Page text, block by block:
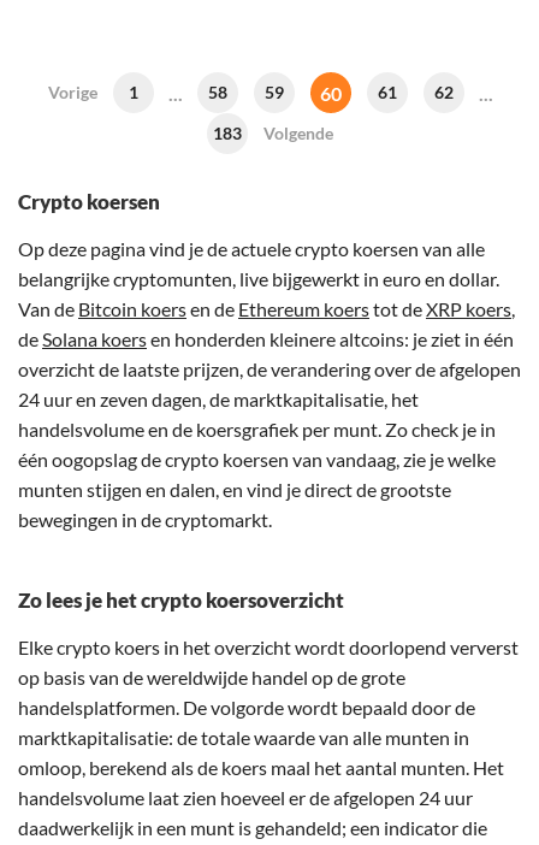
Vorige 1 58 59 60 61 62
183 Volgende
Crypto koersen
Op deze pagina vind je de actuele crypto koersen van alle
belangrijke cryptomunten, live bijgewerkt in euro en dollar.
Van de Bitcoin koersen de Ethereum koerstot deXRP koers,
deSolana koersen honderden kleinere altcoins: je ziet in één
overzicht de laatste prijzen, de verandering over de afgelopen
24 uur en zeven dagen, de marktkapitalisatie, het
handelsvolume en de koersgrafiek per munt. Zo check je in
één oogopslag de crypto koersen van vandaag, zie je welke
munten stijgen en dalen, en vind je direct de grootste
bewegingen in de cryptomarkt.
Zo lees je het crypto koersoverzicht
Elke crypto koers in het overzicht wordt doorlopend ververst
op basis van de wereldwijde handel op de grote
handelsplatformen. De volgorde wordt bepaald door de
marktkapitalisatie: de totale waarde van alle munten in
omloop, berekend als de koers maal het aantal munten. Het
handelsvolume laat zien hoeveel er de afgelopen 24 uur
daadwerkelijk in een munt is gehandeld; een indicator die